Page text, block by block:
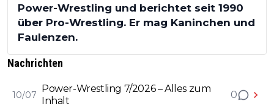
Power-Wrestling und berichtet seit 1990
über Pro-Wrestling. Er mag Kaninchen und
Faulenzen.
Nachrichten
10/07
Power-Wrestling 7/2026 – Alles zum
Inhalt
0